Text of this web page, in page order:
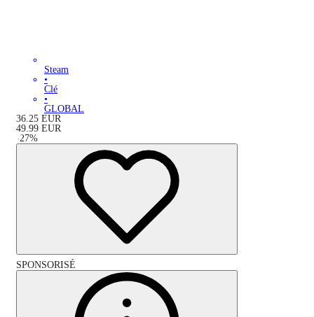
Steam
•
Clé
•
GLOBAL
36.25 EUR
49.99 EUR
-27%
SPONSORISÉ